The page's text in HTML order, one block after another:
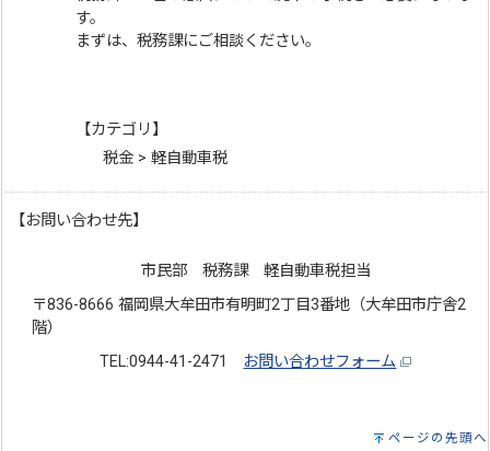
す。
まずは、税務課にご相談ください。
【カテゴリ】
税金 > 軽自動車税
【お問い合わせ先】
市民部 税務課 軽自動車税担当
〒836-8666 福岡県大牟田市有明町2丁目3番地（大牟田市庁舎2
階）
TEL:0944-41-2471
お問い合わせフォーム
ページの先頭へ